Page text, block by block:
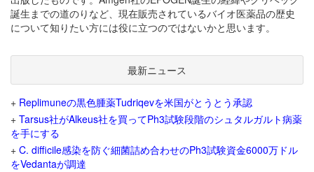
誕生までの道のりなど、現在販売されているバイオ医薬品の歴史
について知りたい方には役に立つのではないかと思います。
最新ニュース
+ Replimuneの黒色腫薬Tudriqevを米国がとうとう承認
+ Tarsus社がAlkeus社を買ってPh3試験段階のシュタルガルト病薬
を手にする
+ C. difficile感染を防ぐ細菌詰め合わせのPh3試験資金6000万ドル
をVedantaが調達